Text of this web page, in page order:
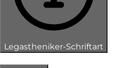
Legastheniker-Schriftart